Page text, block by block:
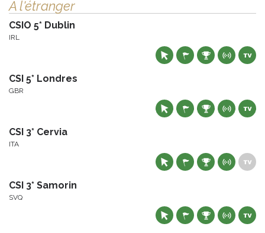
À l'étranger
CSIO 5* Dublin
IRL
CSI 5* Londres
GBR
CSI 3* Cervia
ITA
CSI 3* Samorin
SVQ